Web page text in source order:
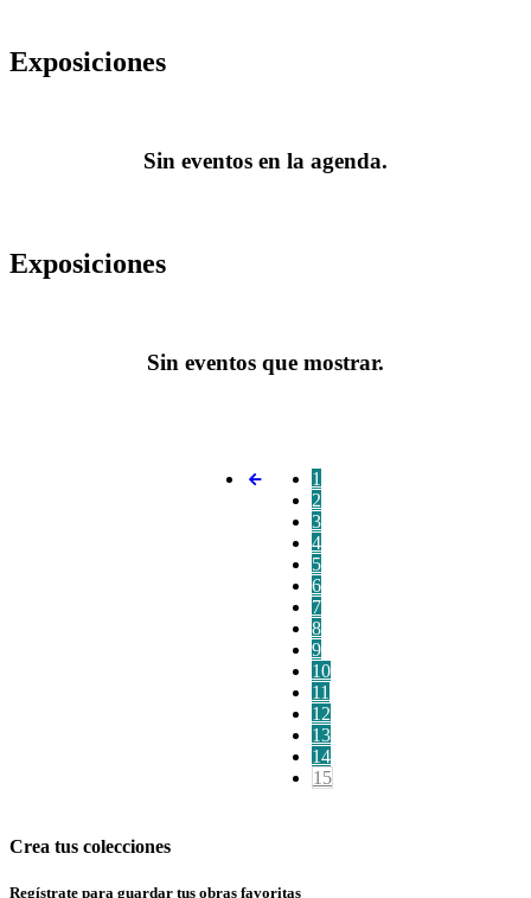
Exposiciones
Sin eventos en la agenda.
Exposiciones
Sin eventos que mostrar.
1
2
3
4
5
6
7
8
9
10
11
12
13
14
15
Crea tus colecciones
Regístrate para guardar tus obras favoritas